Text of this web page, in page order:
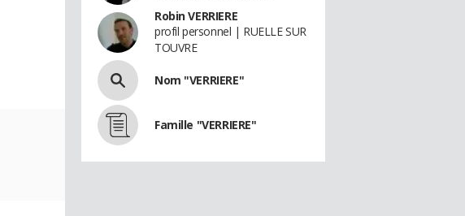
Robin VERRIERE
profil personnel | RUELLE SUR
TOUVRE
Nom "VERRIERE"
Famille "VERRIERE"